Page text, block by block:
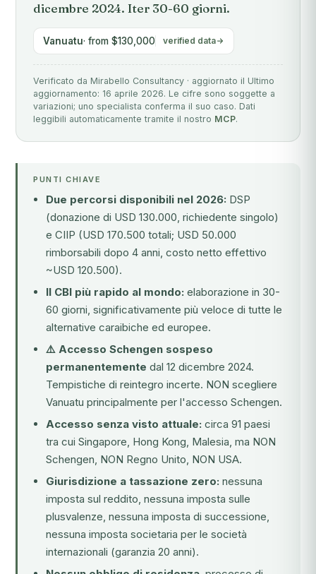
dicembre 2024. Iter 30-60 giorni.
Vanuatu· from $130,000 verified data
Verificato da Mirabello Consultancy · aggiornato il Ultimo
aggiornamento: 16 aprile 2026. Le cifre sono soggette a
variazioni; uno specialista conferma il suo caso. Dati
leggibili automaticamente tramite il nostro MCP.
PUNTI CHIAVE
Due percorsi disponibili nel 2026: DSP
(donazione di USD 130.000, richiedente singolo)
e CIIP (USD 170.500 totali; USD 50.000
rimborsabili dopo 4 anni, costo netto effettivo
~USD 120.500).
Il CBI più rapido al mondo: elaborazione in 30-
60 giorni, significativamente più veloce di tutte le
alternative caraibiche ed europee.
⚠️ Accesso Schengen sospeso
permanentemente dal 12 dicembre 2024.
Tempistiche di reintegro incerte. NON scegliere
Vanuatu principalmente per l'accesso Schengen.
Accesso senza visto attuale: circa 91 paesi
tra cui Singapore, Hong Kong, Malesia, ma NON
Schengen, NON Regno Unito, NON USA.
Giurisdizione a tassazione zero: nessuna
imposta sul reddito, nessuna imposta sulle
plusvalenze, nessuna imposta di successione,
nessuna imposta societaria per le società
internazionali (garanzia 20 anni).